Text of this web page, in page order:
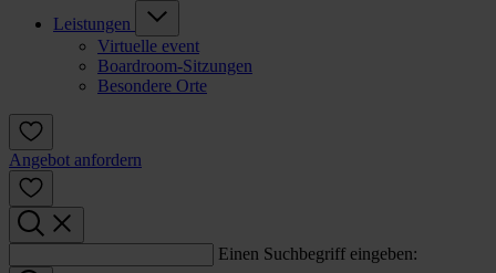
Leistungen
Virtuelle event
Boardroom-Sitzungen
Besondere Orte
Angebot anfordern
Einen Suchbegriff eingeben: